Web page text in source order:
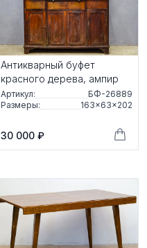
Антикварный буфет
красного дерева, ампир
Артикул:
БФ-26889
Размеры:
163×63×202
30 000 ₽